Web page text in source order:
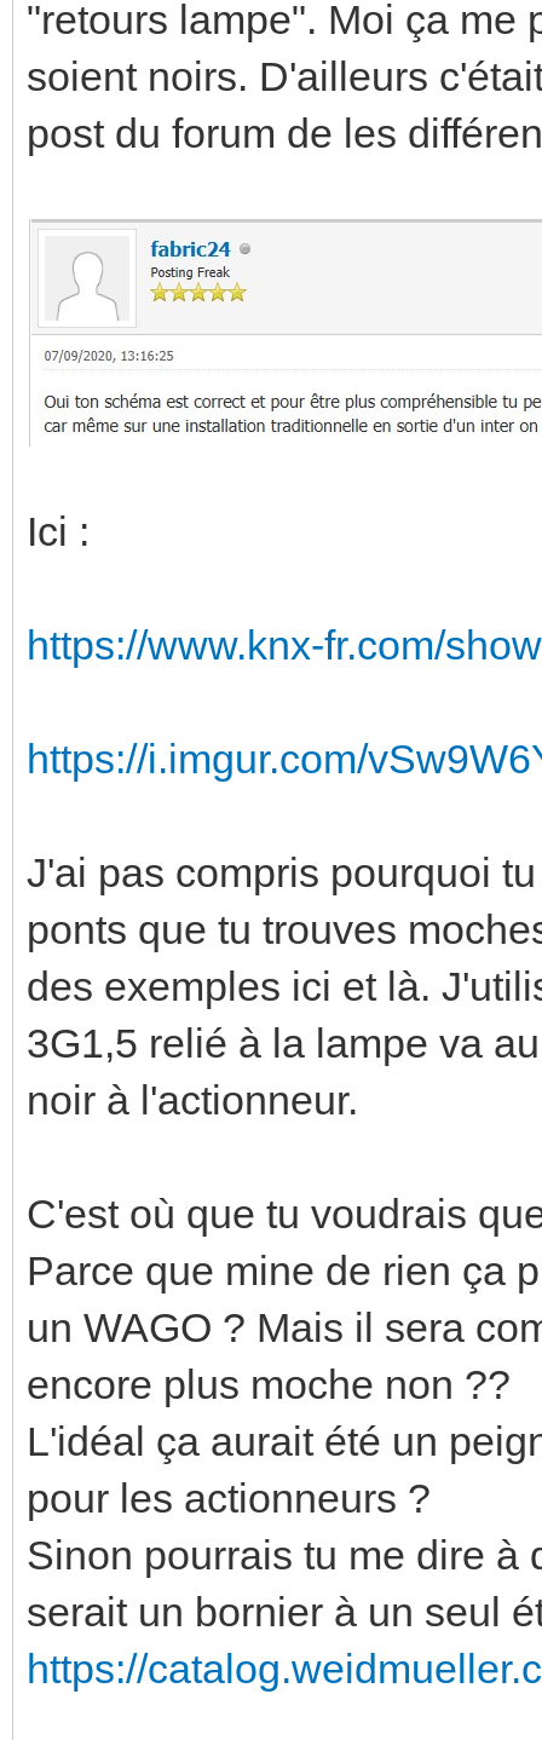
"retours lampe". Moi ça me
soient noirs. D'ailleurs
post du forum de les
Ici :
https://www.knx-fr.com/
https://i.imgur.com/
J'ai pas compris pourquoi
ponts que tu trouves
des exemples ici et là.
3G1,5 relié à la lampe va
noir à l'actionneur.
C'est où que tu voudrais
Parce que mine de rien ça
un WAGO ? Mais il sera
encore plus moche non ??
L'idéal ça aurait été un
pour les actionneurs ?
Sinon pourrais tu me dire à
serait un bornier à un seul
https://